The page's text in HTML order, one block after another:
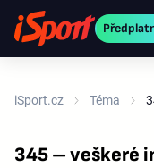
iSport.cz Téma
345 – veškeré